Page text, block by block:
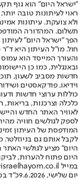
"ישראל היום" הוא גוף
ראוי לעיתונות טובה
ולא צועקת. עיתונות
הפך "ישראל היום"
חול. מו"ל העיתון היא
והעורך המייסד הוא
חדשות מסביב לשעון,
וידיאו, פודקאסטים
כוללות ערוצי חדשות
לאוויר האתר החדש
לספק לגולשים חוויה
המודפסת של העיתון
לקבל אותם גם בניוזלטר.
היום" מציע לגולשי
היום פתוח להערות,
במייל hayom@israelhayom.co.il.
יום שלישי, 9.6.2026
כ"ד